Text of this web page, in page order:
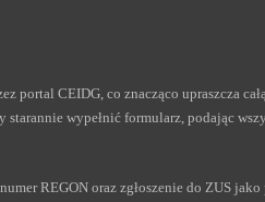
portal CEIDG, co znacząco upraszcza
wypełnić formularz, podając
REGON oraz zgłoszenie do ZUS jako